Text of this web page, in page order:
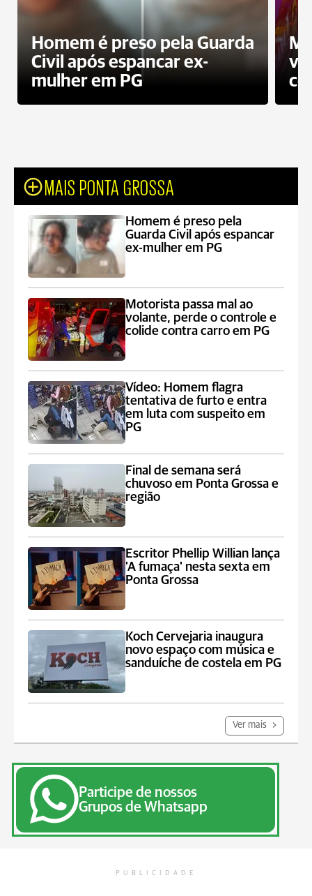
Homem é preso pela Guarda
Civil após espancar ex-
mulher em PG
MAIS PONTA GROSSA
Homem é preso pela
Guarda Civil após espancar
ex-mulher em PG
Motorista passa mal ao
volante, perde o controle e
colide contra carro em PG
Vídeo: Homem flagra
tentativa de furto e entra
em luta com suspeito em
PG
Final de semana será
chuvoso em Ponta Grossa e
região
Escritor Phellip Willian lança
'A fumaça' nesta sexta em
Ponta Grossa
Koch Cervejaria inaugura
novo espaço com música e
sanduíche de costela em PG
Ver mais
Participe de nossos
Grupos de Whatsapp
PUBLICIDADE